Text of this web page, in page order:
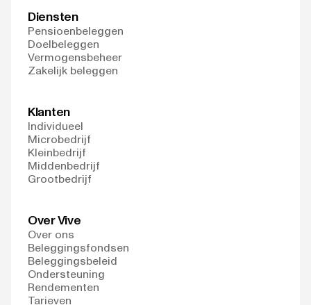
Diensten
Pensioenbeleggen
Doelbeleggen
Vermogensbeheer
Zakelijk beleggen
Klanten
Individueel
Microbedrijf
Kleinbedrijf
Middenbedrijf
Grootbedrijf
Over Vive
Over ons
Beleggingsfondsen
Beleggingsbeleid
Ondersteuning
Rendementen
Tarieven